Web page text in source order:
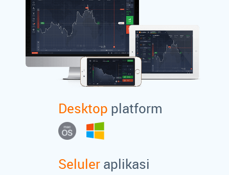
Desktop platform
Seluleraplikasi